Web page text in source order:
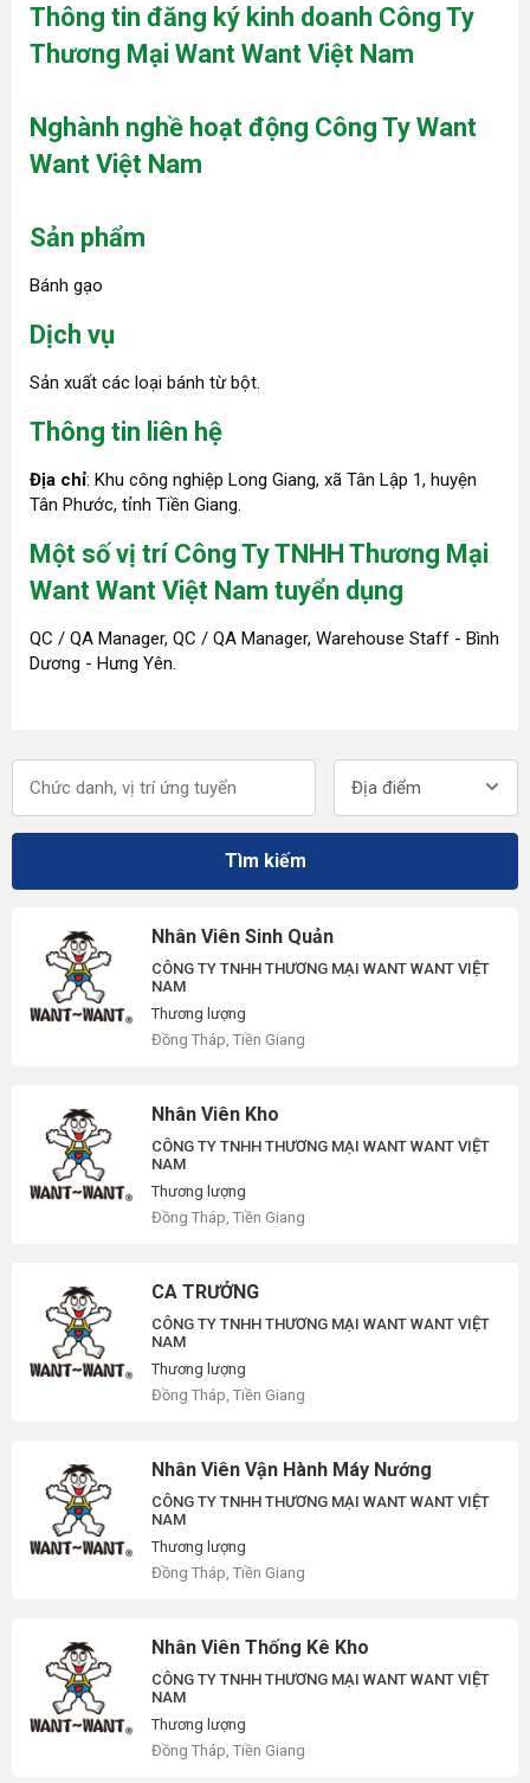
Thông tin đăng ký kinh doanh Công Ty
Thương Mại Want Want Việt Nam
Nghành nghề hoạt động Công Ty Want
Want Việt Nam
Sản phẩm
Bánh gạo
Dịch vụ
Sản xuất các loại bánh từ bột.
Thông tin liên hệ
Địa chỉ: Khu công nghiệp Long Giang, xã Tân Lập 1, huyện
Tân Phước, tỉnh Tiền Giang.
Một số vị trí Công Ty TNHH Thương Mại
Want Want Việt Nam tuyển dụng
QC / QA Manager, QC / QA Manager, Warehouse Staff - Bình
Dương - Hưng Yên.
Địa điểm
Tìm kiếm
Nhân Viên Sinh Quản
CÔNG TY TNHH THƯƠNG MẠI WANT WANT VIỆT
NAM
Thương lượng
Đồng Tháp, Tiền Giang
Nhân Viên Kho
CÔNG TY TNHH THƯƠNG MẠI WANT WANT VIỆT
NAM
Thương lượng
Đồng Tháp, Tiền Giang
CA TRƯỞNG
CÔNG TY TNHH THƯƠNG MẠI WANT WANT VIỆT
NAM
Thương lượng
Đồng Tháp, Tiền Giang
Nhân Viên Vận Hành Máy Nướng
CÔNG TY TNHH THƯƠNG MẠI WANT WANT VIỆT
NAM
Thương lượng
Đồng Tháp, Tiền Giang
Nhân Viên Thống Kê Kho
CÔNG TY TNHH THƯƠNG MẠI WANT WANT VIỆT
NAM
Thương lượng
Đồng Tháp, Tiền Giang